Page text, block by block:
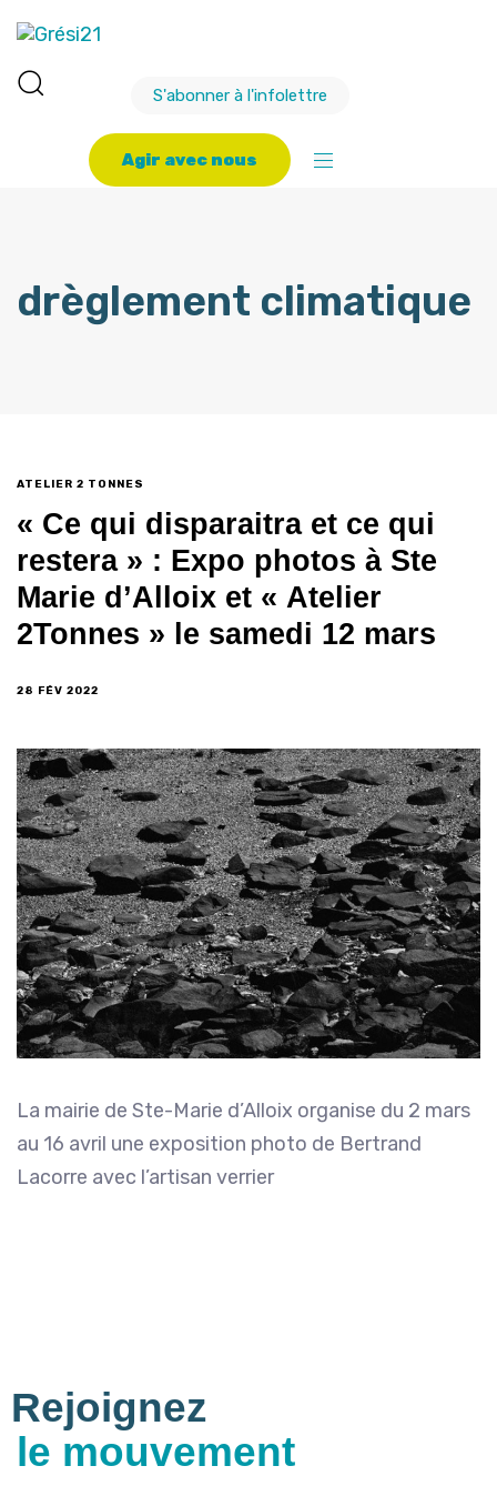
S'abonner à l'infolettre
Agir avec nous
drèglement climatique
ATELIER 2 TONNES
« Ce qui disparaitra et ce qui
restera » : Expo photos à Ste
Marie d’Alloix et « Atelier
2Tonnes » le samedi 12 mars
28 FÉV 2022
La mairie de Ste-Marie d’Alloix organise du 2 mars
au 16 avril une exposition photo de Bertrand
Lacorre avec l’artisan verrier
Rejoignez
le mouvement